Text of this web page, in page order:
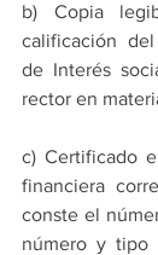
b) Copia
calificación
de Interés
rector en
c) Certificado
financiera
conste el
número y tipo